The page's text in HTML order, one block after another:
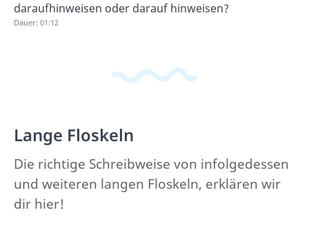
daraufhinweisen oder darauf hinweisen?
Dauer: 01:12
Lange Floskeln
Die richtige Schreibweise von infolgedessen
und weiteren langen Floskeln, erklären wir
dir hier!